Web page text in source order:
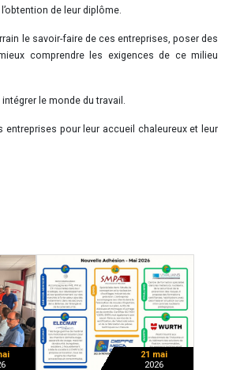
de leur diplôme.
le savoir-faire de ces entreprises, poser des
comprendre les exigences de ce milieu
le monde du travail.
entreprises pour leur accueil chaleureux et leur
21 mai
2026